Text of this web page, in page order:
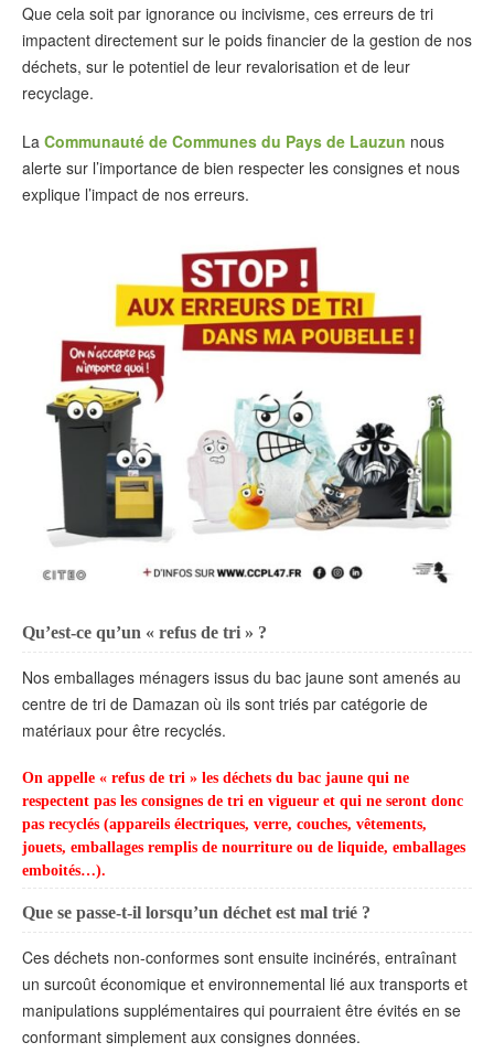
Que cela soit par ignorance ou incivisme, ces erreurs de tri
impactent directement sur le poids financier de la gestion de nos
déchets, sur le potentiel de leur revalorisation et de leur
recyclage.
La Communauté de Communes du Pays de Lauzun nous
alerte sur l’importance de bien respecter les consignes et nous
explique l’impact de nos erreurs.
Qu’est-ce qu’un « refus de tri » ?
Nos emballages ménagers issus du bac jaune sont amenés au
centre de tri de Damazan où ils sont triés par catégorie de
matériaux pour être recyclés.
On appelle « refus de tri » les déchets du bac jaune qui ne
respectent pas les consignes de tri en vigueur et qui ne seront donc
pas recyclés (appareils électriques, verre, couches, vêtements,
jouets, emballages remplis de nourriture ou de liquide, emballages
emboités…).
Que se passe-t-il lorsqu’un déchet est mal trié ?
Ces déchets non-conformes sont ensuite incinérés, entraînant
un surcoût économique et environnemental lié aux transports et
manipulations supplémentaires qui pourraient être évités en se
conformant simplement aux consignes données.